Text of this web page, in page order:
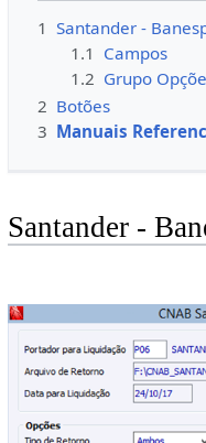
1 Santander -
1.1 Campos
1.2 Grupo
2 Botões
3 Manuais
Santander -